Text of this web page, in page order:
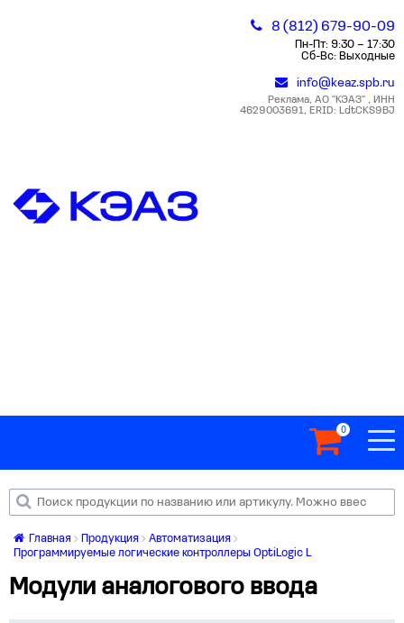
8 (812) 679-90-09
Пн-Пт: 9:30 – 17:30
Сб-Вс: Выходные
info@keaz.spb.ru
Реклама, АО "КЭАЗ" , ИНН
4629003691, ERID: LdtCKS9BJ
0
Главная Продукция
Автоматизация
Программируемые логические контроллеры OptiLogic L
Модули аналогового ввода